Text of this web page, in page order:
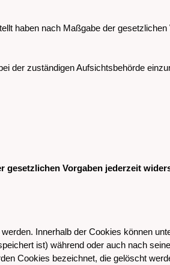
haben nach Maßgabe der
der zuständigen Aufsichtsbehörde
Vorgaben jederzeit
Innerhalb der Cookies können
ist) während oder auch nach
Cookies bezeichnet, die gelöscht